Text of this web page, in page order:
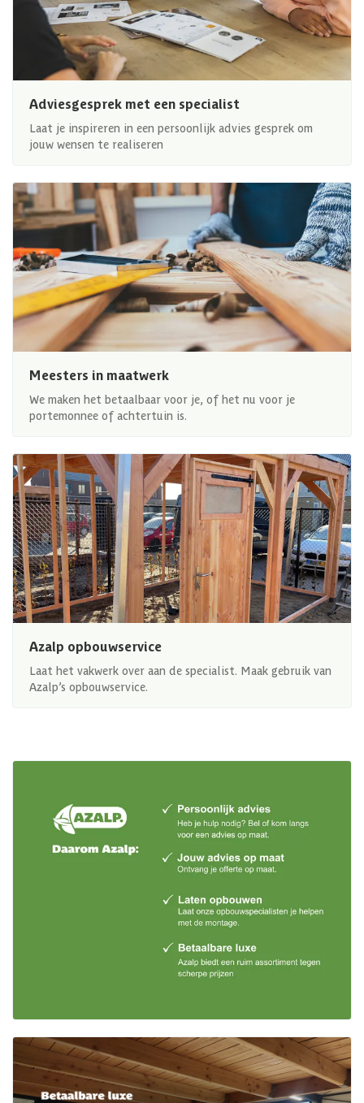
Adviesgesprek met een specialist
Laat je inspireren in een persoonlijk advies gesprek om
jouw wensen te realiseren
Meesters in maatwerk
We maken het betaalbaar voor je, of het nu voor je
portemonnee of achtertuin is.
Azalp opbouwservice
Laat het vakwerk over aan de specialist. Maak gebruik van
Azalp’s opbouwservice.